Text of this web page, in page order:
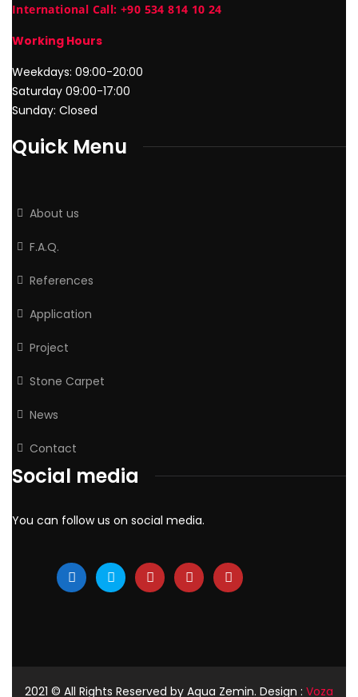
International Call: +90 534 814 10 24
Working Hours
Weekdays: 09:00-20:00
Saturday 09:00-17:00
Sunday: Closed
Quick Menu
About us
F.A.Q.
References
Application
Project
Stone Carpet
News
Contact
Social media
You can follow us on social media.
2021 © All Rights Reserved by Aqua Zemin. Design : Voza